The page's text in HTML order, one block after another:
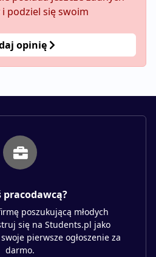
podziel się swoim
opinię
pracodawcą?
poszukującą młodych
się na Students.pl jako
pierwsze ogłoszenie za
darmo.